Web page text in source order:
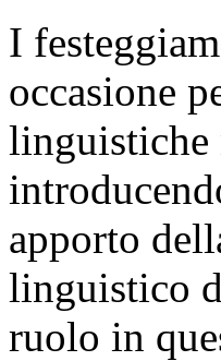
I
occasione
linguistiche
apporto
linguistico
ruolo in